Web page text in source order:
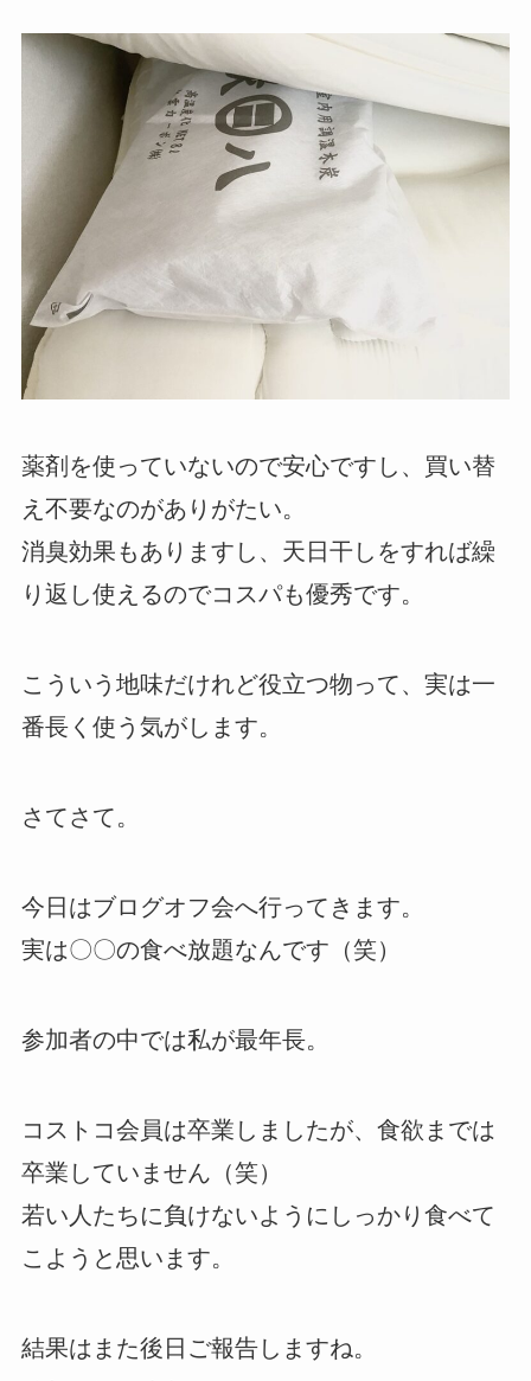
薬剤を使っていないので安心ですし、買い替
え不要なのがありがたい。
消臭効果もありますし、天日干しをすれば繰
り返し使えるのでコスパも優秀です。
こういう地味だけれど役立つ物って、実は一
番長く使う気がします。
さてさて。
今日はブログオフ会へ行ってきます。
実は〇〇の食べ放題なんです（笑）
参加者の中では私が最年長。
コストコ会員は卒業しましたが、食欲までは
卒業していません（笑）
若い人たちに負けないようにしっかり食べて
こようと思います。
結果はまた後日ご報告しますね。